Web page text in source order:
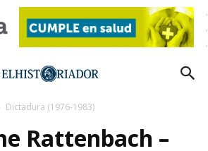
Dictadura (1976-1983)
Rattenbach –